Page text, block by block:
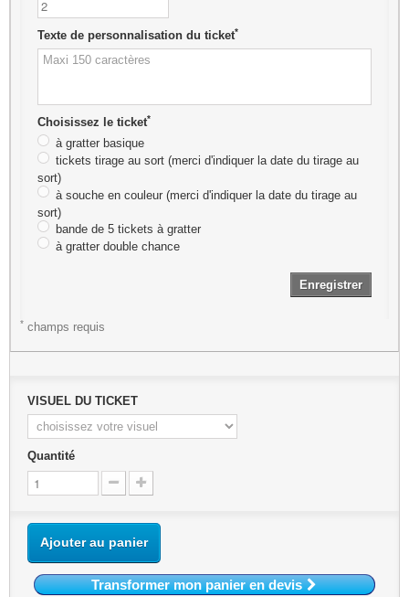
Texte de personnalisation du ticket*
Choisissez le ticket*
à gratter basique
tickets tirage au sort (merci d'indiquer la date du tirage au
sort)
à souche en couleur (merci d'indiquer la date du tirage au
sort)
bande de 5 tickets à gratter
à gratter double chance
Enregistrer
* champs requis
VISUEL DU TICKET
Quantité
Ajouter au panier
Transformer mon panier en devis